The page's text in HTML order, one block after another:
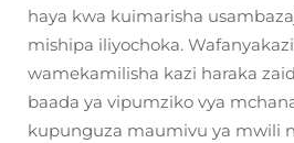
haya kwa kuimarisha
mishipa iliyochoka.
wamekamilisha kazi haraka
baada ya vipumziko vya
kupunguza maumivu ya mwili